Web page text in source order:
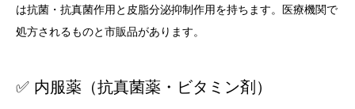
は抗菌・抗真菌作用と皮脂分泌抑制作用を持ちます。医療機関で
処方されるものと市販品があります。
✅ 内服薬（抗真菌薬・ビタミン剤）